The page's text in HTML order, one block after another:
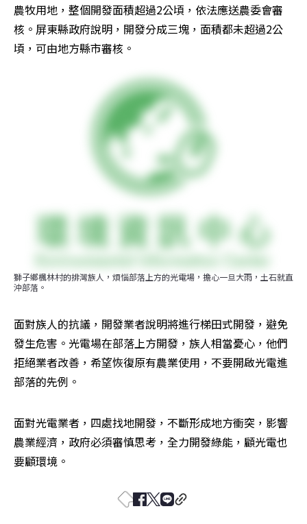
農牧用地，整個開發面積超過2公頃，依法應送農委會審
核。屏東縣政府說明，開發分成三塊，面積都未超過2公
頃，可由地方縣市審核。
獅子鄉楓林村的排灣族人，煩惱部落上方的光電場，擔心一旦大雨，土石就直
沖部落。
面對族人的抗議，開發業者說明將進行梯田式開發，避免
發生危害。光電場在部落上方開發，族人相當憂心，他們
拒絕業者改善，希望恢復原有農業使用，不要開啟光電進
部落的先例。
面對光電業者，四處找地開發，不斷形成地方衝突，影響
農業經濟，政府必須審慎思考，全力開發綠能，顧光電也
要顧環境。